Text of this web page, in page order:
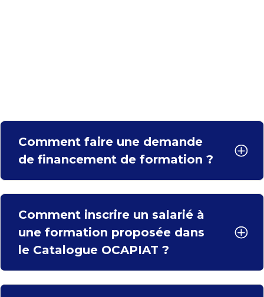
Comment faire une demande
de financement de formation ?
Comment inscrire un salarié à
une formation proposée dans
le Catalogue OCAPIAT ?